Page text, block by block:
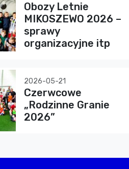
Obozy Letnie
MIKOSZEWO 2026 –
sprawy
organizacyjne itp
2026-05-21
Czerwcowe
„Rodzinne Granie
2026”